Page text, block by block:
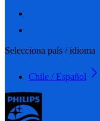
Selecciona país / idioma
Chile / Español